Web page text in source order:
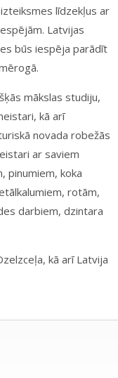
līdzekļus ar
Latvijas
būs iespēja parādīt
mākslas studiju,
kā arī
novada robežās
ar saviem
pinumiem, koka
rotām,
darbiem, dzintara
kā arī Latvija